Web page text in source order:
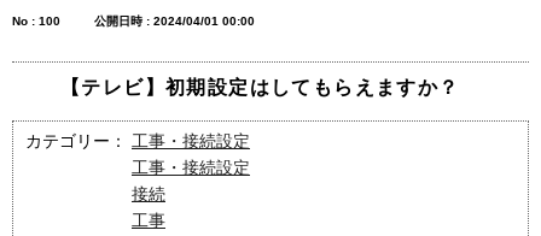
No : 100 公開日時 : 2024/04/01 00:00
【テレビ】初期設定はしてもらえますか？
カテゴリー：
工事・接続設定
工事・接続設定
接続
工事